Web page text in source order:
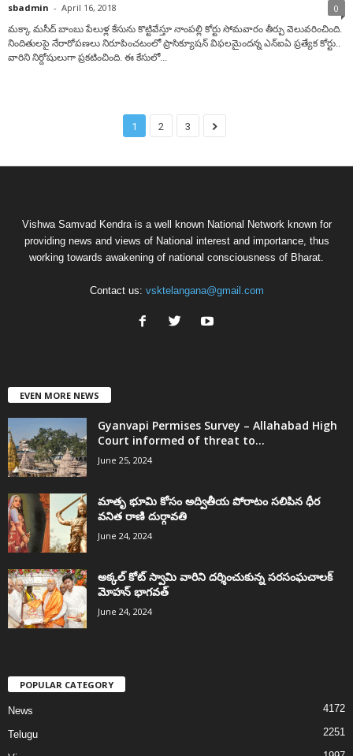
sbadmin - April 16, 2018 0
మక్కా మసీద్ బాంబు పేలుళ్ల కేసును కొట్టివేస్తూ నాంపల్లి కోర్టు సోమవారం తీర్పు వెలువరించింది.
నిందితులపై నేరారోపణలు నిరూపించటంలో ప్రాసిక్యూషన్‌ విఫలమైందన్న ఎన్‌ఐఏ ప్రత్యేక కోర్టు..
వారిని నిర్దోషులుగా ప్రకటించింది. ఈ కేసులో...
1 2 3
Vishwa Samvad Kendra is a well known National Network known for
providing news and views of National interest and importance, thus
working towards awakening of national consciousness of Bharat.
Contact us: vsktelangana@gmail.com
EVEN MORE NEWS
Gyanvapi Permises Survey – Allahabad High
Court informed of threat to...
June 25, 2024
మాతృ భూమి కోసం అద్వితీయ పోరాటం సలిపిన ధీర
వనిత రాణి దుర్గావతి
June 24, 2024
అక్కల్‌ కోట్‌ స్వామి వారిని దర్శించుకున్న సరసంఘచాలక్
మోహన్ భాగవత్
June 24, 2024
POPULAR CATEGORY
News 4172
Telugu 2251